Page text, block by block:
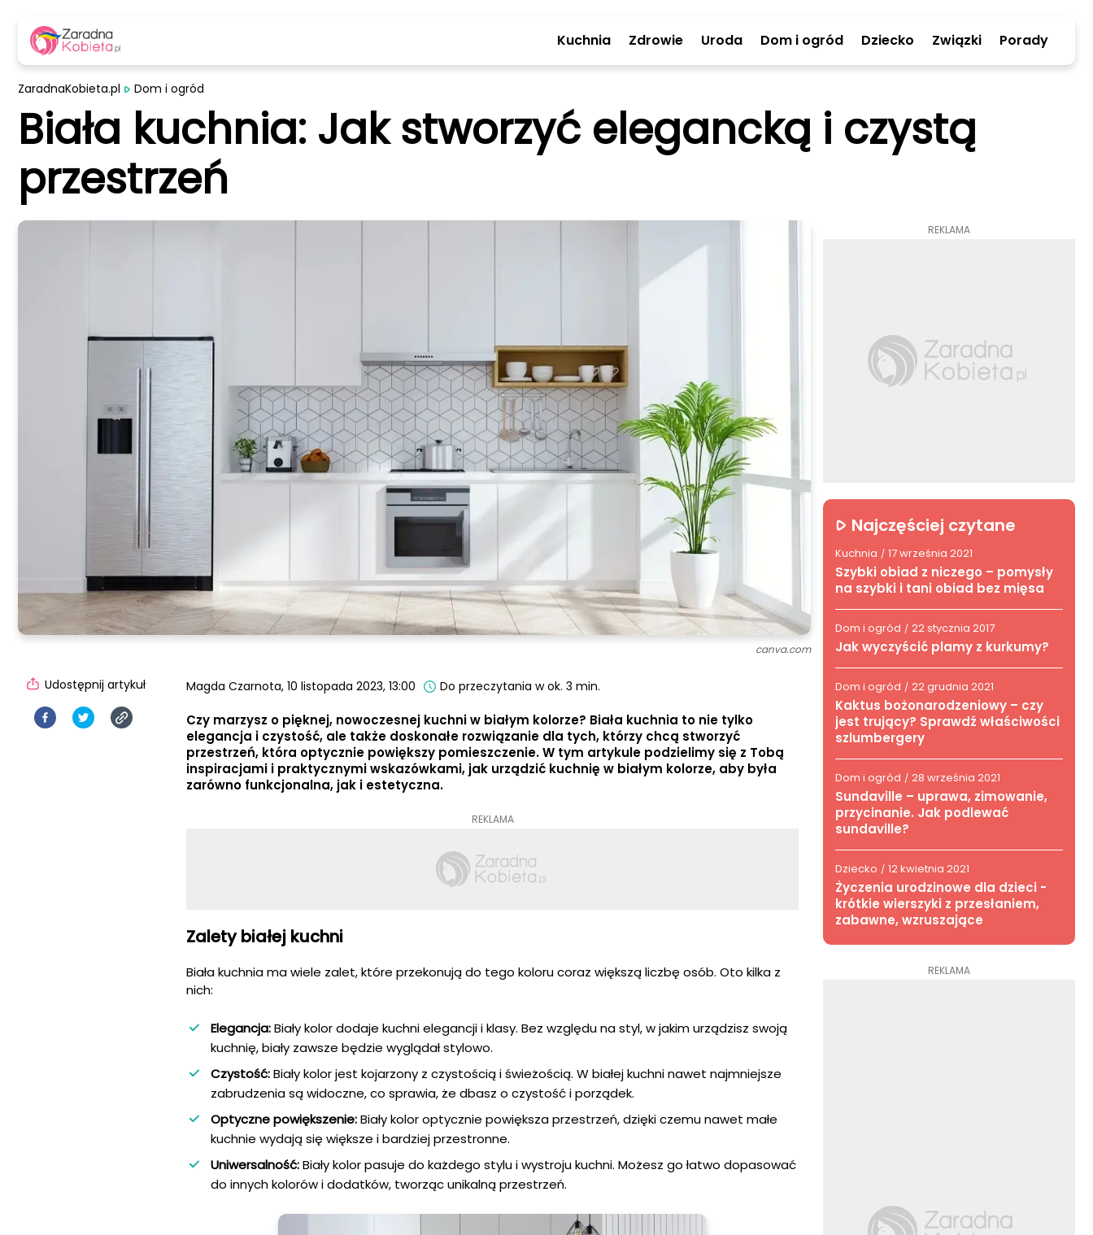
Kuchnia Zdrowie Uroda Dom i ogród Dziecko Związki Porady
canva.com
ZaradnaKobieta.pl Dom i ogród
Biała kuchnia: Jak stworzyć elegancką i czystą
przestrzeń
Magda Czarnota, 10 listopada 2023, 13:00 Do przeczytania w ok. 3 min.
Czy marzysz o pięknej, nowoczesnej kuchni w białym kolorze? Biała kuchnia to nie tylko
elegancja i czystość, ale także doskonałe rozwiązanie dla tych, którzy chcą stworzyć
przestrzeń, która optycznie powiększy pomieszczenie. W tym artykule podzielimy się z Tobą
inspiracjami i praktycznymi wskazówkami, jak urządzić kuchnię w białym kolorze, aby była
zarówno funkcjonalna, jak i estetyczna.
REKLAMA
Zalety białej kuchni
Biała kuchnia ma wiele zalet, które przekonują do tego koloru coraz większą liczbę osób. Oto kilka z
nich:
Elegancja:Biały kolor dodaje kuchni elegancji i klasy. Bez względu na styl, w jakim urządzisz swoją
kuchnię, biały zawsze będzie wyglądał stylowo.
Czystość:Biały kolor jest kojarzony z czystością i świeżością. W białej kuchni nawet najmniejsze
zabrudzenia są widoczne, co sprawia, że dbasz o czystość i porządek.
Optyczne powiększenie:Biały kolor optycznie powiększa przestrzeń, dzięki czemu nawet małe
kuchnie wydają się większe i bardziej przestronne.
Uniwersalność:Biały kolor pasuje do każdego stylu i wystroju kuchni. Możesz go łatwo dopasować
do innych kolorów i dodatków, tworząc unikalną przestrzeń.
Udostępnij artykuł
REKLAMA
Najczęściej czytane
Kuchnia / 17 września 2021
Szybki obiad z niczego – pomysły
na szybki i tani obiad bez mięsa
Dom i ogród / 22 stycznia 2017
Jak wyczyścić plamy z kurkumy?
Dom i ogród / 22 grudnia 2021
Kaktus bożonarodzeniowy – czy
jest trujący? Sprawdź właściwości
szlumbergery
Dom i ogród / 28 września 2021
Sundaville – uprawa, zimowanie,
przycinanie. Jak podlewać
sundaville?
Dziecko / 12 kwietnia 2021
Życzenia urodzinowe dla dzieci -
krótkie wierszyki z przesłaniem,
zabawne, wzruszające
REKLAMA